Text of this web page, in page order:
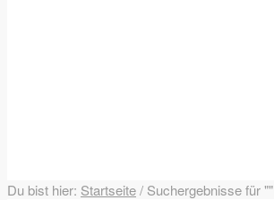
Du bist hier: Startseite/ Suchergebnisse für ""